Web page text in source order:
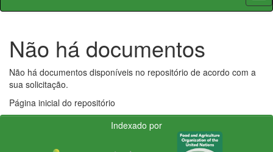
Não há documentos
Não há documentos disponíveis no repositório de acordo com a
sua solicitação.
Página inicial do repositório
Indexado por